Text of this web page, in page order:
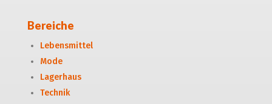
Bereiche
Lebensmittel
Mode
Lagerhaus
Technik